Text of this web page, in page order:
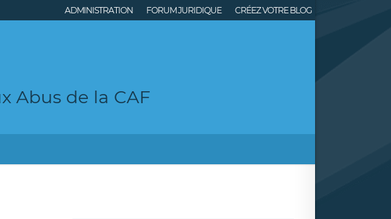
ADMINISTRATION FORUM JURIDIQUE CRÉEZ VOTRE BLOG
Abus de la CAF